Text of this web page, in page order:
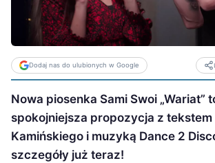
Dodaj nas do ulubionych w Google
Nowa piosenka Sami Swoi „Wariat”
spokojniejsza propozycja z
Kamińskiego i muzyką Dance 2
szczegóły już teraz!